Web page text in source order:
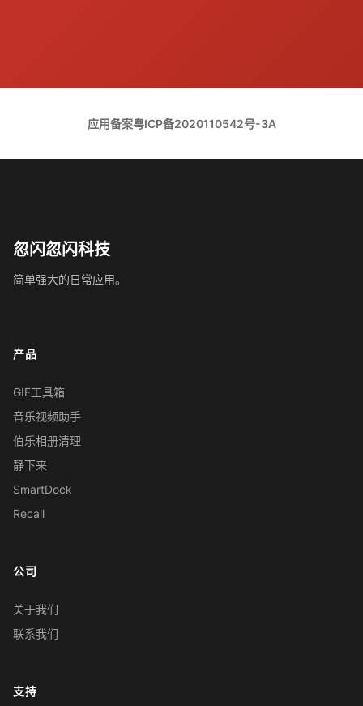
应用备案粤ICP备2020110542号-3A
忽闪忽闪科技
简单强大的日常应用。
产品
GIF工具箱
音乐视频助手
伯乐相册清理
静下来
SmartDock
Recall
公司
关于我们
联系我们
支持